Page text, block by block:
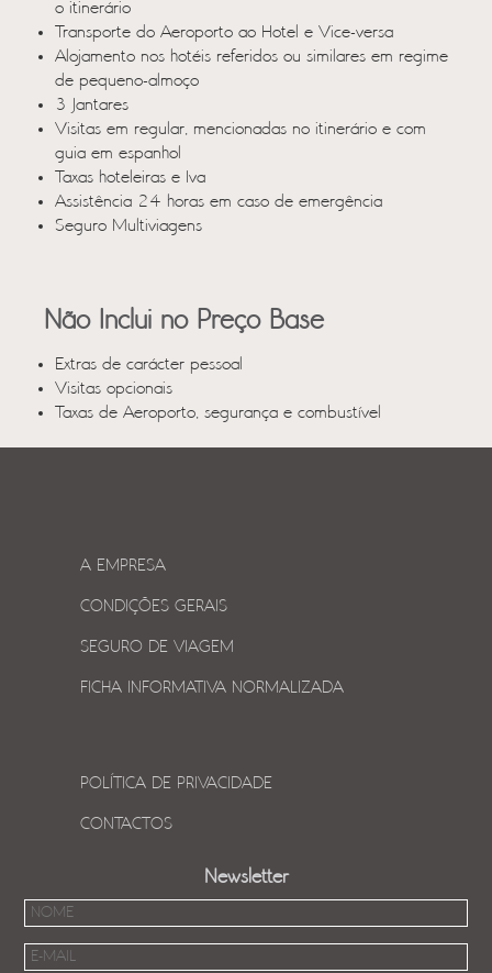
o itinerário
Transporte do Aeroporto ao Hotel e Vice-versa
Alojamento nos hotéis referidos ou similares em regime
de pequeno-almoço
3 Jantares
Visitas em regular, mencionadas no itinerário e com
guia em espanhol
Taxas hoteleiras e Iva
Assistência 24 horas em caso de emergência
Seguro Multiviagens
Não Inclui no Preço Base
Extras de carácter pessoal
Visitas opcionais
Taxas de Aeroporto, segurança e combustível
A EMPRESA
CONDIÇÕES GERAIS
SEGURO DE VIAGEM
FICHA INFORMATIVA NORMALIZADA
POLÍTICA DE PRIVACIDADE
CONTACTOS
Newsletter